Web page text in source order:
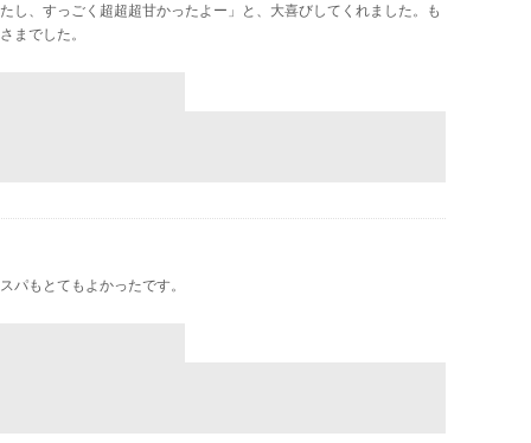
、すっごく超超超甘かったよー」と、大喜びしてくれました。も
までした。
パもとてもよかったです。